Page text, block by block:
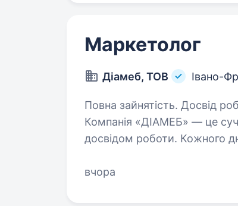
Маркетолог
Діамеб, ТОВ Івано-
Повна зайнятість. Досвід
Компанія «ДІАМЕБ» — це
досвідом роботи. Кожного
переходьте на наші…
вчора